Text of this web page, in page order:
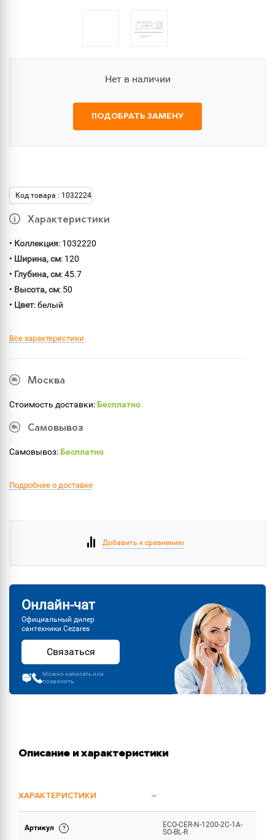
Нет в наличии
ПОДОБРАТЬ ЗАМЕНУ
Код товара : 1032224
Характеристики
• Коллекция: 1032220
• Ширина, см: 120
• Глубина, см: 45.7
• Высота, см: 50
• Цвет: белый
Все характеристики
Москва
Стоимость доставки:Бесплатно
Самовывоз
Самовывоз:Бесплатно
Подробнее о доставке
Добавить к сравнению
Онлайн-чат
Официальный дилер
сантехники Cezares
Связаться
Можно написать или
позвонить
Описание и характеристики
ХАРАКТЕРИСТИКИ
ИНСТРУКЦИИ И ДОКУМЕНТАЦИЯ
Артикул
ECO-CER-N-1200-2C-1A-
SO-BL-R